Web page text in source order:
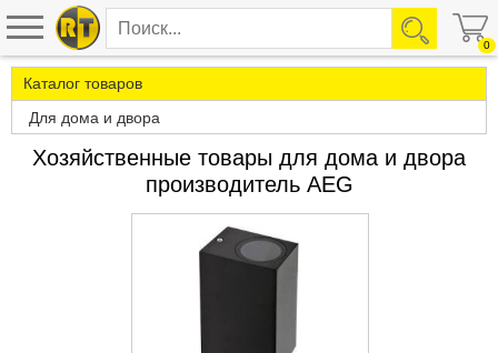
0
Каталог товаров
Для дома и двора
Хозяйственные товары для дома и двора
производитель AEG